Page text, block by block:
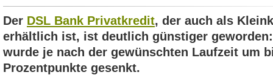
Der DSL Bank Privatkredit, der auch als
erhältlich ist, ist deutlich günstiger
wurde je nach der gewünschten Laufzeit um
Prozentpunkte gesenkt.